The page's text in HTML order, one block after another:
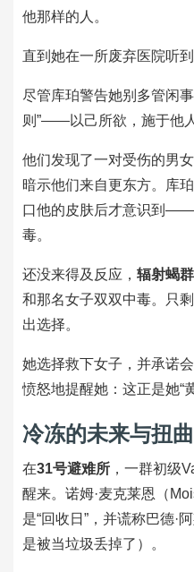
他那样的人。
直到她在一所废弃医院听到
尽管库珀警告她别多管闲
则”——以己所欲，施于他
他们发现了一对受伤的男女
暗示他们来自更东方。库
口他的皮肤后才意识到——
毒。
还没来得及反应， 辐射蝎群
和那名女子双双中毒。只
出选择。
她选择救下女子，并承诺
愤怒地提醒她：这正是她“
冷冻的未来与扭
在31号避难所 ，一群初级
醒来。诺姆·麦克莱恩（
是“回收日”，并谎称巴德·
是被当垃圾丢掉了）。